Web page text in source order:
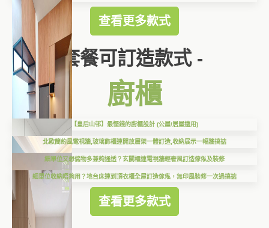
查看更多款式
套餐可訂造款式 -
廚櫃
【皇后山邨】最慳錢的廚櫃設計 (公屋/居屋適用)
北歐簡約風電視牆,玻璃飾櫃連開放層架一體訂造,收納展示一幅牆搞掂
細單位又想儲物多兼夠通透？玄關櫃連電視牆輕奢風訂造傢俬及裝修
細單位收納唔夠用？地台床連到頂衣櫃全屋訂造傢俬，無印風裝修一次過搞掂
查看更多款式